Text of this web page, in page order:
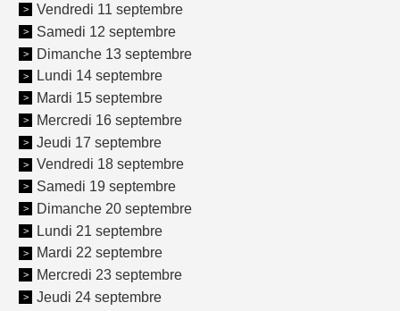
Vendredi 11 septembre
Samedi 12 septembre
Dimanche 13 septembre
Lundi 14 septembre
Mardi 15 septembre
Mercredi 16 septembre
Jeudi 17 septembre
Vendredi 18 septembre
Samedi 19 septembre
Dimanche 20 septembre
Lundi 21 septembre
Mardi 22 septembre
Mercredi 23 septembre
Jeudi 24 septembre